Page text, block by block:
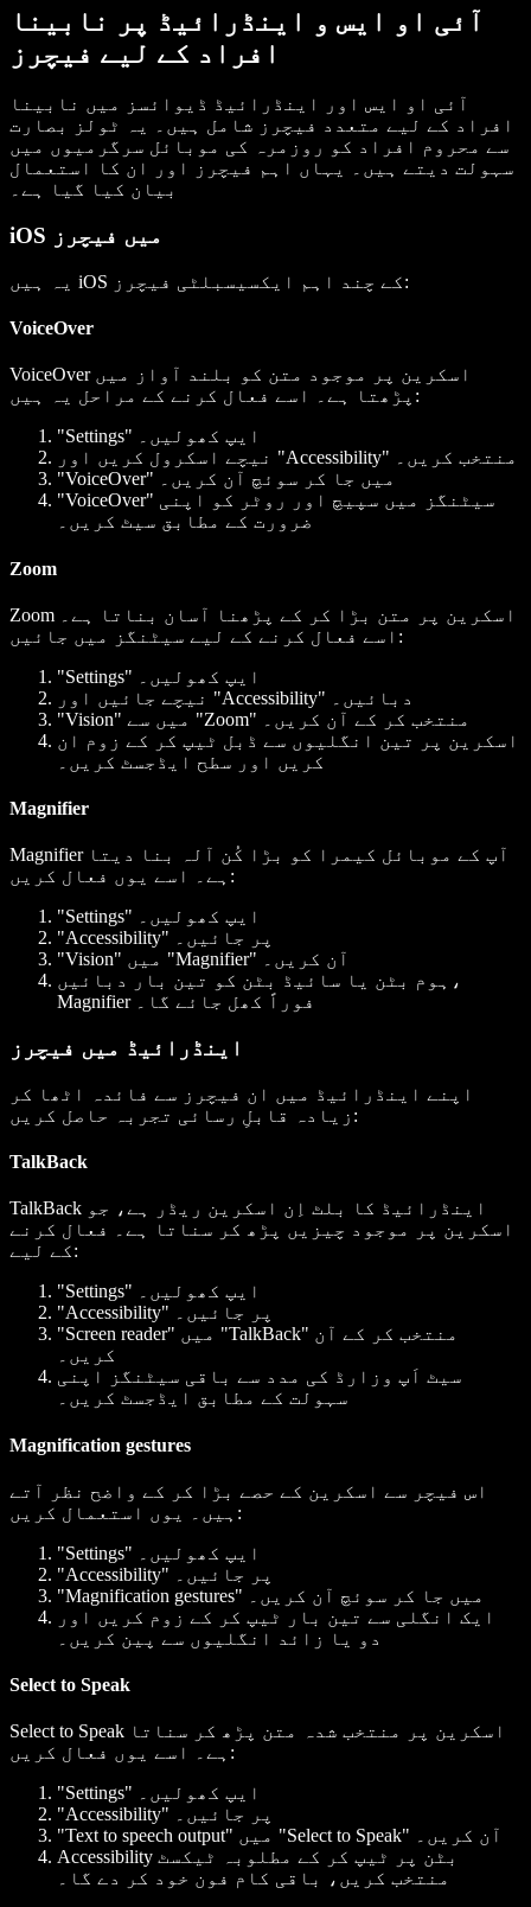
آئی او ایس و اینڈرائیڈ پر نابینا
افراد کے لیے فیچرز
آئی او ایس اور اینڈرائیڈ ڈیوائسز میں نابینا
افراد کے لیے متعدد فیچرز شامل ہیں۔ یہ ٹولز بصارت
سے محروم افراد کو روزمرہ کی موبائل سرگرمیوں میں
سہولت دیتے ہیں۔ یہاں اہم فیچرز اور ان کا استعمال
بیان کیا گیا ہے۔
iOS میں فیچرز
یہ ہیں iOS کے چند اہم ایکسیسبلٹی فیچرز:
VoiceOver
VoiceOver اسکرین پر موجود متن کو بلند آواز میں
پڑھتا ہے۔ اسے فعال کرنے کے مراحل یہ ہیں:
"Settings" ایپ کھولیں۔
نیچے اسکرول کریں اور "Accessibility" منتخب کریں۔
"VoiceOver" میں جا کر سوئچ آن کریں۔
"VoiceOver" سیٹنگز میں سپیچ اور روٹر کو اپنی
ضرورت کے مطابق سیٹ کریں۔
Zoom
Zoom اسکرین پر متن بڑا کر کے پڑھنا آسان بناتا ہے۔
اسے فعال کرنے کے لیے سیٹنگز میں جائیں:
"Settings" ایپ کھولیں۔
نیچے جائیں اور "Accessibility" دبائیں۔
"Vision" میں سے "Zoom" منتخب کر کے آن کریں۔
اسکرین پر تین انگلیوں سے ڈبل ٹیپ کر کے زوم ان
کریں اور سطح ایڈجسٹ کریں۔
Magnifier
Magnifier آپ کے موبائل کیمرا کو بڑا کُن آلہ بنا دیتا
ہے۔ اسے یوں فعال کریں:
"Settings" ایپ کھولیں۔
"Accessibility" پر جائیں۔
"Vision" میں "Magnifier" آن کریں۔
ہوم بٹن یا سائیڈ بٹن کو تین بار دبائیں،
Magnifier فوراً کھل جائے گا۔
اینڈرائیڈ میں فیچرز
اپنے اینڈرائیڈ میں ان فیچرز سے فائدہ اٹھا کر
زیادہ قابلِ رسائی تجربہ حاصل کریں:
TalkBack
TalkBack اینڈرائیڈ کا بلٹ اِن اسکرین ریڈر ہے، جو
اسکرین پر موجود چیزیں پڑھ کر سناتا ہے۔ فعال کرنے
کے لیے:
"Settings" ایپ کھولیں۔
"Accessibility" پر جائیں۔
"Screen reader" میں "TalkBack" منتخب کر کے آن
کریں۔
سیٹ اَپ وزارڈ کی مدد سے باقی سیٹنگز اپنی
سہولت کے مطابق ایڈجسٹ کریں۔
Magnification gestures
اس فیچر سے اسکرین کے حصے بڑا کر کے واضح نظر آتے
ہیں۔ یوں استعمال کریں:
"Settings" ایپ کھولیں۔
"Accessibility" پر جائیں۔
"Magnification gestures" میں جا کر سوئچ آن کریں۔
ایک انگلی سے تین بار ٹیپ کر کے زوم کریں اور
دو یا زائد انگلیوں سے پین کریں۔
Select to Speak
Select to Speak اسکرین پر منتخب شدہ متن پڑھ کر سناتا
ہے۔ اسے یوں فعال کریں:
"Settings" ایپ کھولیں۔
"Accessibility" پر جائیں۔
"Text to speech output" میں "Select to Speak" آن کریں۔
Accessibility بٹن پر ٹیپ کر کے مطلوبہ ٹیکسٹ
منتخب کریں، باقی کام فون خود کر دے گا۔